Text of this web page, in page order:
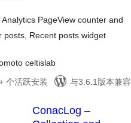
PageView counter and
posts, Recent posts widget
celtislab
个活跃安装
与3.6.1版本兼容
ConacLog –